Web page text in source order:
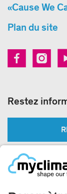
«Cause We
Plan du site
Restez